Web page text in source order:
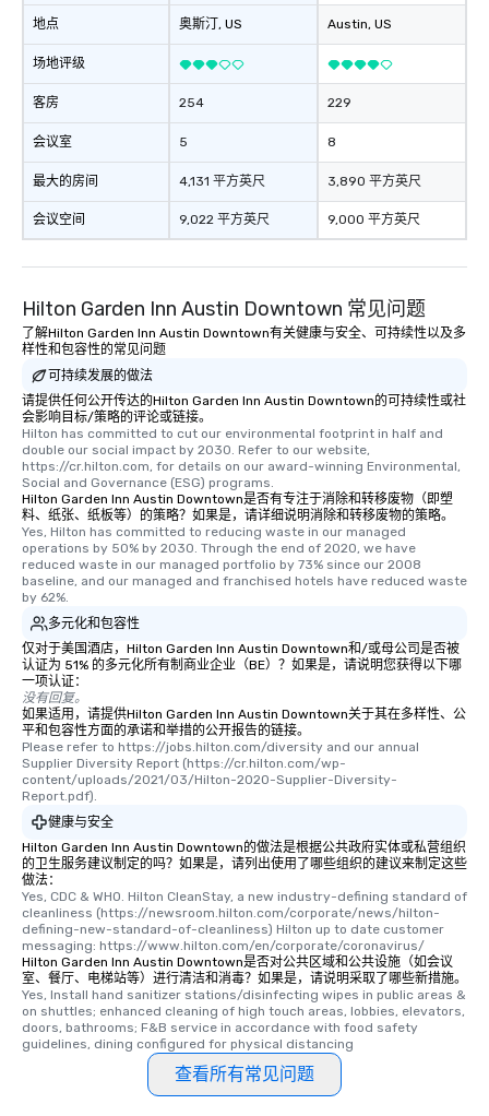
地点
场地评级
客房
会议室
最大的房间
会议空间
奥斯汀 , US
254
5
4,131 平方英尺
9,022 平方英尺
Austin, US
229
8
3,890 平方英尺
9,000 平方英尺
Hilton Garden Inn Austin Downtown 常见问题
了解Hilton Garden Inn Austin Downtown有关健康与安全、可持续性以及多
样性和包容性的常见问题
可持续发展的做法
请提供任何公开传达的Hilton Garden Inn Austin Downtown的可持续性或社
会影响目标/策略的评论或链接。
Hilton has committed to cut our environmental footprint in half and
double our social impact by 2030. Refer to our website,
https://cr.hilton.com, for details on our award-winning Environmental,
Social and Governance (ESG) programs.
Hilton Garden Inn Austin Downtown是否有专注于消除和转移废物（即塑
料、纸张、纸板等）的策略？如果是，请详细说明消除和转移废物的策略。
Yes, Hilton has committed to reducing waste in our managed
operations by 50% by 2030. Through the end of 2020, we have
reduced waste in our managed portfolio by 73% since our 2008
baseline, and our managed and franchised hotels have reduced waste
by 62%.
多元化和包容性
仅对于美国酒店，Hilton Garden Inn Austin Downtown和/或母公司是否被
认证为 51% 的多元化所有制商业企业（BE）？如果是，请说明您获得以下哪
一项认证：
没有回复。
如果适用，请提供Hilton Garden Inn Austin Downtown关于其在多样性、公
平和包容性方面的承诺和举措的公开报告的链接。
Please refer to https://jobs.hilton.com/diversity and our annual
Supplier Diversity Report (https://cr.hilton.com/wp-
content/uploads/2021/03/Hilton-2020-Supplier-Diversity-
Report.pdf).
健康与安全
Hilton Garden Inn Austin Downtown的做法是根据公共政府实体或私营组织
的卫生服务建议制定的吗？如果是，请列出使用了哪些组织的建议来制定这些
做法：
Yes, CDC & WHO. Hilton CleanStay, a new industry-defining standard of
cleanliness (https://newsroom.hilton.com/corporate/news/hilton-
defining-new-standard-of-cleanliness) Hilton up to date customer
messaging: https://www.hilton.com/en/corporate/coronavirus/
Hilton Garden Inn Austin Downtown是否对公共区域和公共设施（如会议
室、餐厅、电梯站等）进行清洁和消毒？如果是，请说明采取了哪些新措施。
Yes, Install hand sanitizer stations/disinfecting wipes in public areas &
on shuttles; enhanced cleaning of high touch areas, lobbies, elevators,
doors, bathrooms; F&B service in accordance with food safety
guidelines, dining configured for physical distancing
查看所有常见问题